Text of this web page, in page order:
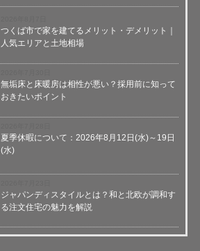
つくば市で家を建てるメリット・デメリット｜
人気エリアと土地相場
無垢床と床暖房は相性が悪い？採用前に知って
おきたいポイント
夏季休暇について：2026年8月12日(水)～19日
(水)
ジャパンディスタイルとは？和と北欧が調和す
る注文住宅の魅力を解説